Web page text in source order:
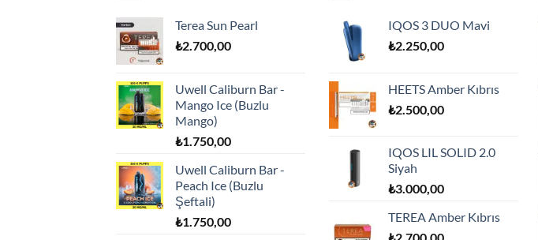
Terea Sun Pearl
₺2.700,00
Uwell Caliburn Bar -
Mango Ice (Buzlu
Mango)
₺1.750,00
Uwell Caliburn Bar -
Peach Ice (Buzlu
Şeftali)
₺1.750,00
IQOS 3 DUO Mavi
₺2.250,00
HEETS Amber Kıbrıs
₺2.500,00
IQOS LIL SOLID 2.0
Siyah
₺3.000,00
TEREA Amber Kıbrıs